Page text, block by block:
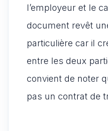
l’employeur et le
document revêt
particulière car il
entre les deux
convient de noter
pas un contrat de